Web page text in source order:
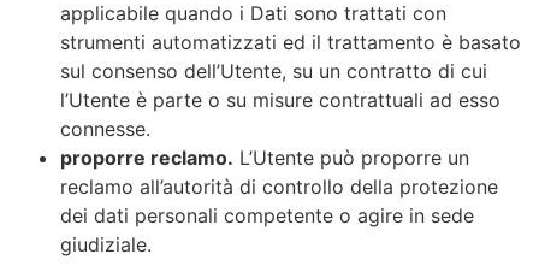
applicabile quando i Dati sono trattati con
strumenti automatizzati ed il trattamento è basato
sul consenso dell’Utente, su un contratto di cui
l’Utente è parte o su misure contrattuali ad esso
connesse.
proporre reclamo. L’Utente può proporre un
reclamo all’autorità di controllo della protezione
dei dati personali competente o agire in sede
giudiziale.